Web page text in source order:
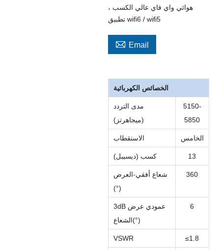
هوائي واي فاي عالي الكسب ،
تطبيق wifi6 / wifi5
 Email
الخصائص الكهربائية
مدى التردد
(ميجاهرتز)
5150-
5850
الاستقطاب الخامس
كسب (ديسيبل) 13
شعاع أفقي-العرض
(°)
360
3dB عمودي عرض
الشعاع(°)
6
VSWR ≤1.8